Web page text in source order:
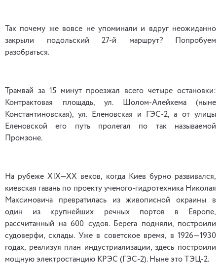
Так почему же вовсе не упоминали и вдруг неожиданно
закрыли подольский 27-й маршрут? Попробуем
разобраться.
Трамвай за 15 минут проезжал всего четыре остановки:
Контрактовая площадь, ул. Шолом-Алейхема (ныне
Константиновская), ул. Еленовская и ГЭС-2, а от улицы
Еленовской его путь пролегал по так называемой
Промзоне.
На рубеже ХІХ—ХХ веков, когда Киев бурно развивался,
киевская гавань по проекту ученого-гидротехника Николая
Максимовича превратилась из живописной окраины в
один из крупнейших речных портов в Европе,
рассчитанный на 600 судов. Берега подняли, построили
судоверфи, склады. Уже в советское время, в 1926—1930
годах, реализуя план индустриализации, здесь построили
мощную электростанцию КРЭС (ГЭС-2). Ныне это ТЭЦ-2.